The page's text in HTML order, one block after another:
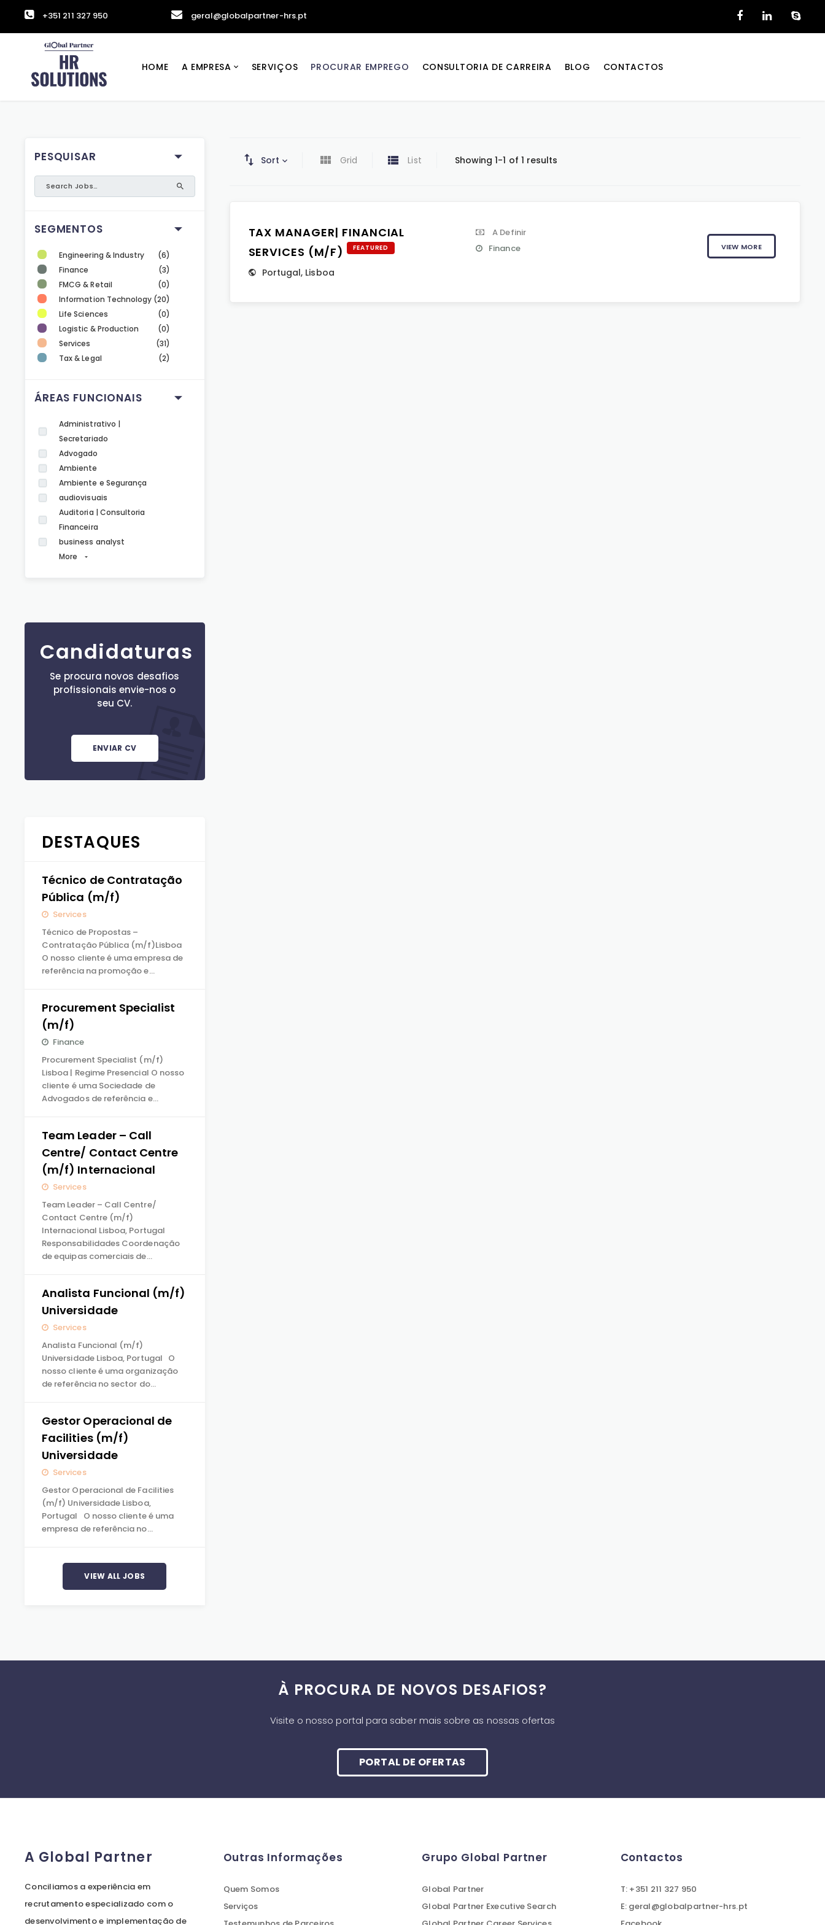
+351 211 327 950 geral@globalpartner-hrs.pt
HOME A EMPRESA SERVIÇOS PROCURAR EMPREGO CONSULTORIA DE CARREIRA BLOG CONTACTOS
PESQUISAR
SEGMENTOS
Engineering & Industry
(6)
Finance
(3)
FMCG & Retail
(0)
Information Technology (20)
Life Sciences
(0)
Logistic & Production
(0)
Services
(31)
Tax & Legal
(2)
ÁREAS FUNCIONAIS
Administrativo |
Secretariado
Advogado
Ambiente
Ambiente e Segurança
audiovisuais
Auditoria | Consultoria
Financeira
business analyst
More
Candidaturas
Se procura novos desafios
profissionais envie-nos o
seu CV.
ENVIAR CV
DESTAQUES
Técnico de Contratação
Pública (m/f)
Services
Técnico de Propostas –
Contratação Pública (m/f)Lisboa
O nosso cliente é uma empresa de
referência na promoção e…
Procurement Specialist
(m/f)
Finance
Procurement Specialist (m/f)
Lisboa | Regime Presencial O nosso
cliente é uma Sociedade de
Advogados de referência e…
Team Leader – Call
Centre/ Contact Centre
(m/f) Internacional
Services
Team Leader – Call Centre/
Contact Centre (m/f)
Internacional Lisboa, Portugal
Responsabilidades Coordenação
de equipas comerciais de…
Analista Funcional (m/f)
Universidade
Services
Analista Funcional (m/f)
Universidade Lisboa, Portugal O
nosso cliente é uma organização
de referência no sector do…
Gestor Operacional de
Facilities (m/f)
Universidade
Services
Gestor Operacional de Facilities
(m/f) Universidade Lisboa,
Portugal O nosso cliente é uma
empresa de referência no…
VIEW ALL JOBS
Sort Grid List Showing 1-1 of 1 results
TAX MANAGER| FINANCIAL
SERVICES (M/F)
FEATURED
Portugal, Lisboa
A Definir
Finance
VIEW MORE
À PROCURA DE NOVOS DESAFIOS?
Visite o nosso portal para saber mais sobre as nossas ofertas
PORTAL DE OFERTAS
A Global Partner
Conciliamos a experiência em
recrutamento especializado com o
desenvolvimento e implementação de
Outras Informações
Quem Somos
Serviços
Grupo Global Partner
Global Partner
Global Partner Executive Search
Contactos
T: +351 211 327 950
E: geral@globalpartner-hrs.pt